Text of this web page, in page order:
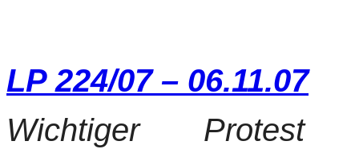
LP 224/07 – 06.11.07
Wichtiger Protest